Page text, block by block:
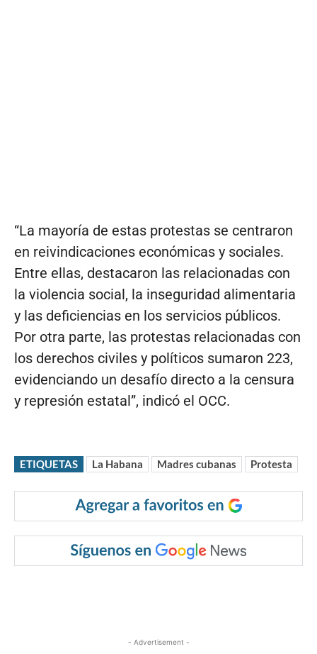
“La mayoría de estas protestas se centraron
en reivindicaciones económicas y sociales.
Entre ellas, destacaron las relacionadas con
la violencia social, la inseguridad alimentaria
y las deficiencias en los servicios públicos.
Por otra parte, las protestas relacionadas con
los derechos civiles y políticos sumaron 223,
evidenciando un desafío directo a la censura
y represión estatal”, indicó el OCC.
ETIQUETAS La Habana Madres cubanas Protesta
- Advertisement -